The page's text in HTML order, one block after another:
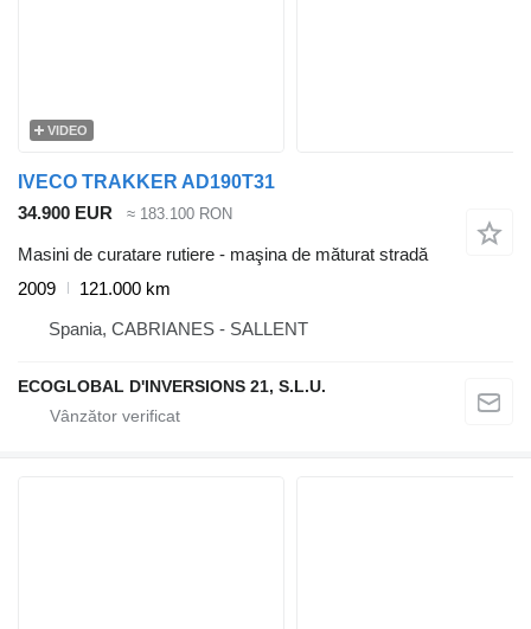
VIDEO
IVECO TRAKKER AD190T31
34.900 EUR
≈ 183.100 RON
Masini de curatare rutiere - maşina de măturat stradă
2009
121.000 km
Spania, CABRIANES - SALLENT
ECOGLOBAL D'INVERSIONS 21, S.L.U.